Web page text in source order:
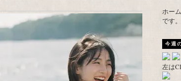
ホー
です。
今週
左は